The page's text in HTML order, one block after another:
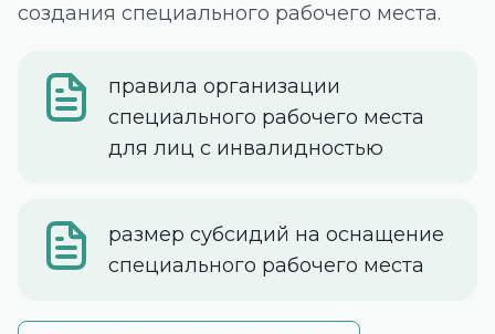
создания специального рабочего места.
правила организации
специального рабочего места
для лиц с инвалидностью
размер субсидий на оснащение
специального рабочего места